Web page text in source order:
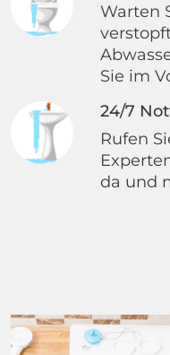
Warten
Sie im
24/7
Rufen
da und